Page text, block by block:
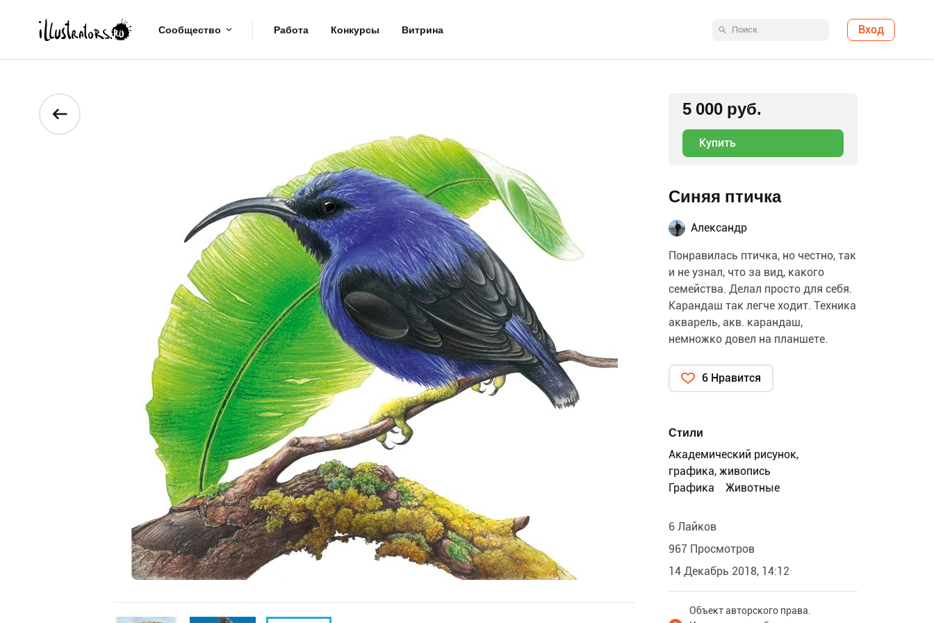
Сообщество Работа Конкурсы Витрина Вход
5 000 руб.
Купить
Синяя птичка
Александр
Понравилась птичка, но честно, так
и не узнал, что за вид, какого
семейства. Делал просто для себя.
Карандаш так легче ходит. Техника
акварель, акв. карандаш,
немножко довел на планшете.
6 Нравится
Стили
Академический рисунок,
графика, живопись
Графика
Животные
6 Лайков
967 Просмотров
14 Декабрь 2018, 14:12
Объект авторского права.